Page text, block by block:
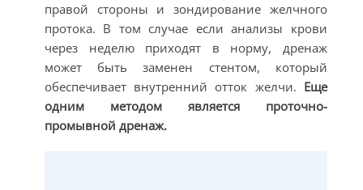
правой стороны и зондирование желчного
протока. В том случае если анализы крови
через неделю приходят в норму, дренаж
может быть заменен стентом, который
обеспечивает внутренний отток желчи. Еще
одним методом является проточно-
промывной дренаж.